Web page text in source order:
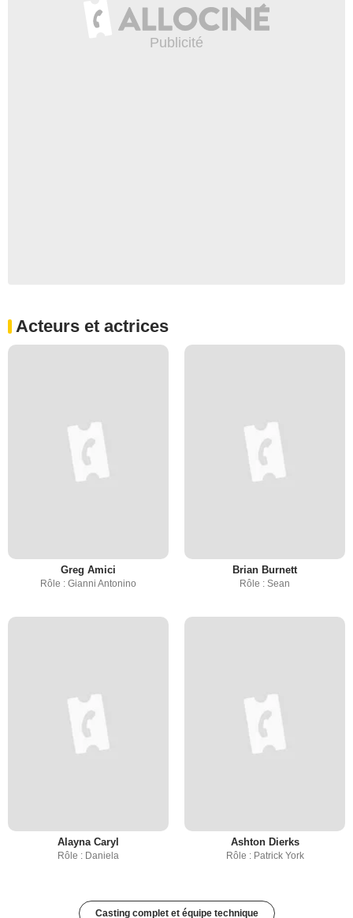
Acteurs et actrices
Greg Amici
Rôle : Gianni Antonino
Brian Burnett
Rôle : Sean
Alayna Caryl
Rôle : Daniela
Ashton Dierks
Rôle : Patrick York
Casting complet et équipe technique